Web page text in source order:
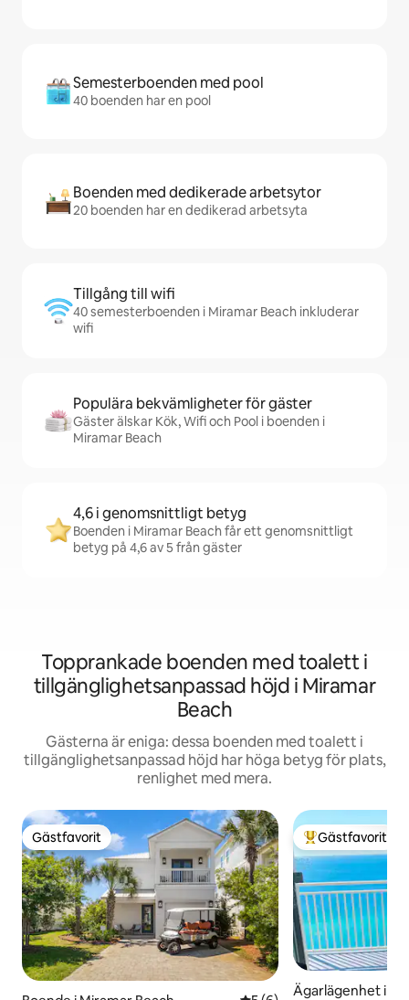
Semesterboenden med pool
40 boenden har en pool
Boenden med dedikerade arbetsytor
20 boenden har en dedikerad arbetsyta
Tillgång till wifi
40 semesterboenden i Miramar Beach inkluderar
wifi
Populära bekvämligheter för gäster
Gäster älskar Kök, Wifi och Pool i boenden i
Miramar Beach
4,6 i genomsnittligt betyg
Boenden i Miramar Beach får ett genomsnittligt
betyg på 4,6 av 5 från gäster
Topprankade boenden med toalett i
tillgänglighetsanpassad höjd i Miramar
Beach
Gästerna är eniga: dessa boenden med toalett i
tillgänglighetsanpassad höjd har höga betyg för plats,
renlighet med mera.
Gästfavorit
Gästfavorit Populär
Gästfavorit
Ägarlägenhet i